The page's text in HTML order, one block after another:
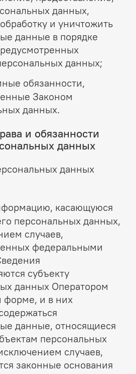
данных,
и уничтожить
данные в порядке
данных;
обязанности,
Законом
данных.
и обязанности
данных
данных
касающуюся
персональных данных,
случаев,
федеральными
субъекту
данных Оператором
форме, и в них
данные, относящиеся
персональных
случаев,
законные основания